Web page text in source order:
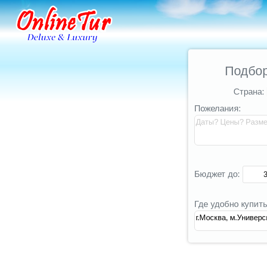
Страна:
Пожелания:
Бюджет до:
Где удобно